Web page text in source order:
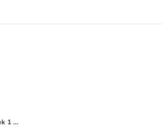
Stony Creek 1 x 400 g - Pack de degustação
1 x